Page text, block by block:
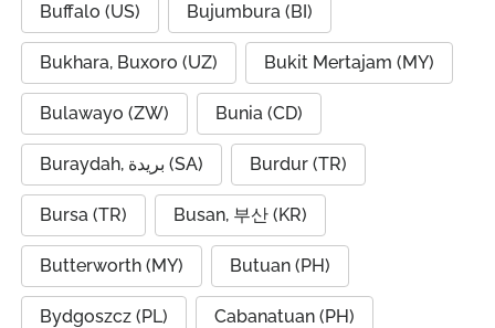
Buffalo (US) Bujumbura (BI)
Bukhara, Buxoro (UZ) Bukit Mertajam (MY)
Bulawayo (ZW) Bunia (CD)
Buraydah, بريدة (SA) Burdur (TR)
Bursa (TR) Busan, 부산 (KR)
Butterworth (MY) Butuan (PH)
Bydgoszcz (PL) Cabanatuan (PH)